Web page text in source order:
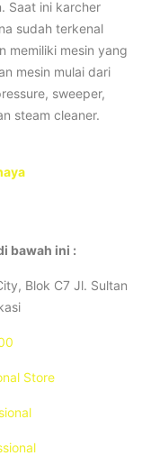
Saat ini karcher
sudah terkenal
memiliki mesin yang
mesin mulai dari
sweeper,
steam cleaner.
bawah ini :
Blok C7 Jl. Sultan
Store